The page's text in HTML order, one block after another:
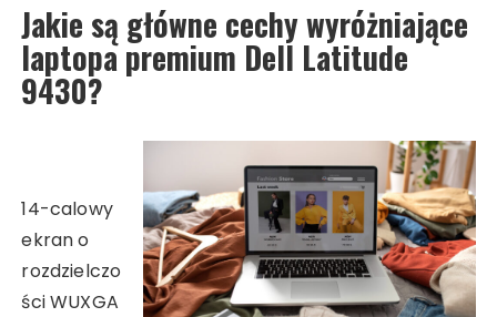
Jakie są główne cechy wyróżniające
laptopa premium Dell Latitude
9430?
14-calowy
ekran o
rozdzielczo
ści WUXGA